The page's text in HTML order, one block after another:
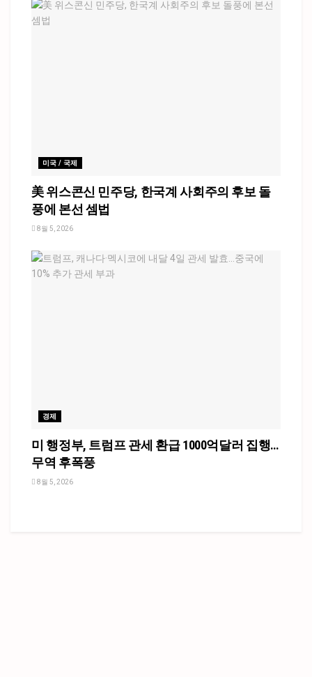
미국 / 국제
美 위스콘신 민주당, 한국계 사회주의 후보 돌
풍에 본선 셈법
8월 5, 2026
경제
미 행정부, 트럼프 관세 환급 1000억달러 집행…
무역 후폭풍
8월 5, 2026